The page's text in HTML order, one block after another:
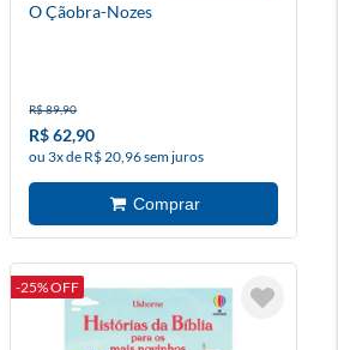
O Çãobra-Nozes
R$ 89,90
R$ 62,90
ou 3x de R$ 20,96 sem juros
-25% OFF